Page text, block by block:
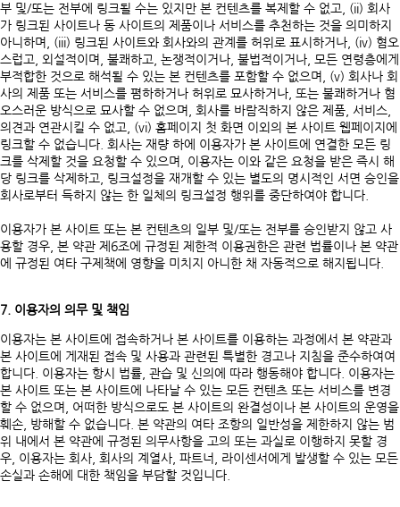
부 및/또는 전부에 링크될 수는 있지만 본 컨텐츠를 복제할 수 없고, (ii) 회사
가 링크된 사이트나 동 사이트의 제품이나 서비스를 추천하는 것을 의미하지
아니하며, (iii) 링크된 사이트와 회사와의 관계를 허위로 표시하거나, (iv) 혐오
스럽고, 외설적이며, 불쾌하고, 논쟁적이거나, 불법적이거나, 모든 연령층에게
부적합한 것으로 해석될 수 있는 본 컨텐츠를 포함할 수 없으며, (v) 회사나 회
사의 제품 또는 서비스를 폄하하거나 허위로 묘사하거나, 또는 불쾌하거나 혐
오스러운 방식으로 묘사할 수 없으며, 회사를 바람직하지 않은 제품, 서비스,
의견과 연관시킬 수 없고, (vi) 홈페이지 첫 화면 이외의 본 사이트 웹페이지에
링크할 수 없습니다. 회사는 재량 하에 이용자가 본 사이트에 연결한 모든 링
크를 삭제할 것을 요청할 수 있으며, 이용자는 이와 같은 요청을 받은 즉시 해
당 링크를 삭제하고, 링크설정을 재개할 수 있는 별도의 명시적인 서면 승인을
회사로부터 득하지 않는 한 일체의 링크설정 행위를 중단하여야 합니다.
이용자가 본 사이트 또는 본 컨텐츠의 일부 및/또는 전부를 승인받지 않고 사
용할 경우, 본 약관 제6조에 규정된 제한적 이용권한은 관련 법률이나 본 약관
에 규정된 여타 구제책에 영향을 미치지 아니한 채 자동적으로 해지됩니다.
7. 이용자의 의무 및 책임
이용자는 본 사이트에 접속하거나 본 사이트를 이용하는 과정에서 본 약관과
본 사이트에 게재된 접속 및 사용과 관련된 특별한 경고나 지침을 준수하여여
합니다. 이용자는 항시 법률, 관습 및 신의에 따라 행동해야 합니다. 이용자는
본 사이트 또는 본 사이트에 나타날 수 있는 모든 컨텐츠 또는 서비스를 변경
할 수 없으며, 어떠한 방식으로도 본 사이트의 완결성이나 본 사이트의 운영을
훼손, 방해할 수 없습니다. 본 약관의 여타 조항의 일반성을 제한하지 않는 범
위 내에서 본 약관에 규정된 의무사항을 고의 또는 과실로 이행하지 못할 경
우, 이용자는 회사, 회사의 계열사, 파트너, 라이센서에게 발생할 수 있는 모든
손실과 손해에 대한 책임을 부담할 것입니다.